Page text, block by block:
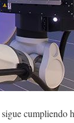
sigue cumpliendo